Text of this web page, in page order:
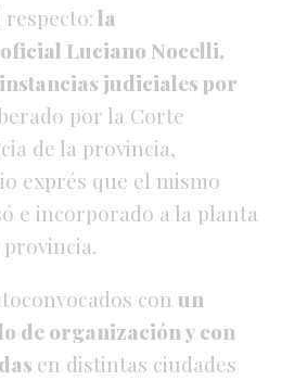
la
Luciano Nocelli,
judiciales por
por la Corte
de la provincia,
exprés que el mismo
e incorporado a la planta
con un
de organización y con
en distintas ciudades